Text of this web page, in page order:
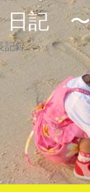
日記 〜
記録